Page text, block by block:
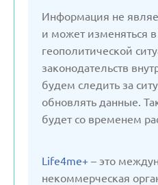
Информация не
и может изменяться
геополитической
законодательств
будем следить за
обновлять данные.
будет со временем
Life4me+ – это
некоммерческая
Кыргызстан
Латвия
Литва
Нидерланды